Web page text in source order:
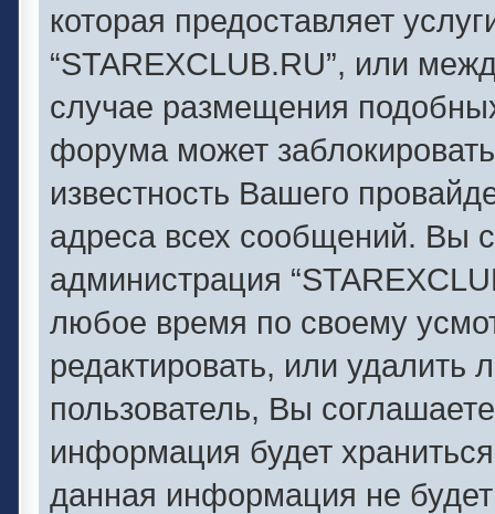
которая предоставляет
“STAREXCLUB.RU”, или
случае размещения
форума может
известность Вашего
адреса всех сообщений. Вы
администрация
любое время по своему
редактировать, или
пользователь, Вы
информация будет
данная информация не